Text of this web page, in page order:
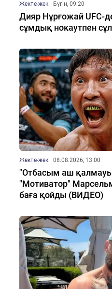
Жекпе-жек Бүгін, 09:20
Дияр Нұрғожай UFC-
сұмдық нокаутпен
Жекпе-жек 08.08.2026, 13:00
"Отбасым аш
"Мотиватор"
баға қойды (ВИДЕО)